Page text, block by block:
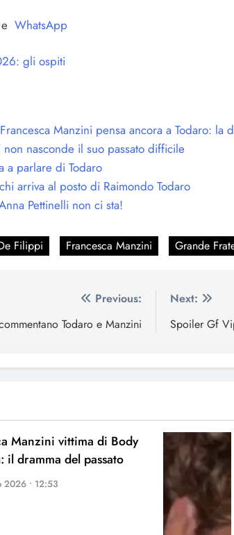
e WhatsApp
gli ospiti
Manzini pensa ancora a Todaro: la
non nasconde il suo passato difficile
a parlare di Todaro
arriva al posto di Raimondo Todaro
Pettinelli non ci sta!
Filippi Francesca Manzini Grande
Previous:
Todaro e Manzini
Next:
Spoiler Gf
Manzini vittima di Body
il dramma del passato
2026 • 12:53